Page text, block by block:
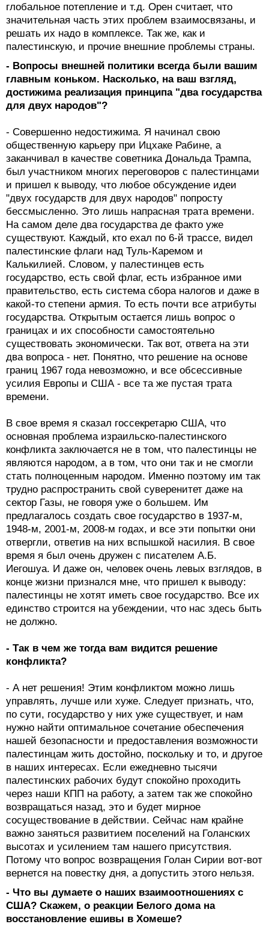
глобальное потепление и т.д. Орен считает, что
значительная часть этих проблем взаимосвязаны, и
решать их надо в комплексе. Так же, как и
палестинскую, и прочие внешние проблемы страны.
- Вопросы внешней политики всегда были вашим
главным коньком. Насколько, на ваш взгляд,
достижима реализация принципа "два государства
для двух народов"?
- Совершенно недостижима. Я начинал свою
общественную карьеру при Ицхаке Рабине, а
заканчивал в качестве советника Дональда Трампа,
был участником многих переговоров с палестинцами
и пришел к выводу, что любое обсуждение идеи
"двух государств для двух народов" попросту
бессмысленно. Это лишь напрасная трата времени.
На самом деле два государства де факто уже
существуют. Каждый, кто ехал по 6-й трассе, видел
палестинские флаги над Туль-Каремом и
Калькилией. Словом, у палестинцев есть
государство, есть свой флаг, есть избранное ими
правительство, есть система сбора налогов и даже в
какой-то степени армия. То есть почти все атрибуты
государства. Открытым остается лишь вопрос о
границах и их способности самостоятельно
существовать экономически. Так вот, ответа на эти
два вопроса - нет. Понятно, что решение на основе
границ 1967 года невозможно, и все обсессивные
усилия Европы и США - все та же пустая трата
времени.
В свое время я сказал госсекретарю США, что
основная проблема израильско-палестинского
конфликта заключается не в том, что палестинцы не
являются народом, а в том, что они так и не смогли
стать полноценным народом. Именно поэтому им так
трудно распространить свой суверенитет даже на
сектор Газы, не говоря уже о большем. Им
предлагалось создать свое государство в 1937-м,
1948-м, 2001-м, 2008-м годах, и все эти попытки они
отвергли, ответив на них вспышкой насилия. В свое
время я был очень дружен с писателем А.Б.
Иегошуа. И даже он, человек очень левых взглядов, в
конце жизни признался мне, что пришел к выводу:
палестинцы не хотят иметь свое государство. Все их
единство строится на убеждении, что нас здесь быть
не должно.
- Так в чем же тогда вам видится решение
конфликта?
- А нет решения! Этим конфликтом можно лишь
управлять, лучше или хуже. Следует признать, что,
по сути, государство у них уже существует, и нам
нужно найти оптимальное сочетание обеспечения
нашей безопасности и предоставления возможности
палестинцам жить достойно, поскольку и то, и другое
в наших интересах. Если ежедневно тысячи
палестинских рабочих будут спокойно проходить
через наши КПП на работу, а затем так же спокойно
возвращаться назад, это и будет мирное
сосуществование в действии. Сейчас нам крайне
важно заняться развитием поселений на Голанских
высотах и усилением там нашего присутствия.
Потому что вопрос возвращения Голан Сирии вот-вот
вернется на повестку дня, а допустить этого нельзя.
- Что вы думаете о наших взаимоотношениях с
США? Скажем, о реакции Белого дома на
восстановление ешивы в Хомеше?